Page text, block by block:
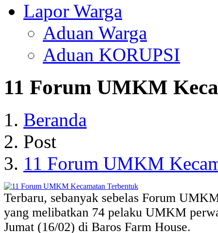
Lapor Warga
Aduan Warga
Aduan KORUPSI
11 Forum UMKM
Beranda
Post
11 Forum UMKM
Terbaru, sebanyak sebelas Forum
yang melibatkan 74 pelaku UMKM
Jumat (16/02) di Baros Farm House.